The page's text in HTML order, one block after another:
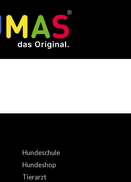
daniel
Hundeschule
Hundeshop
Tierarzt